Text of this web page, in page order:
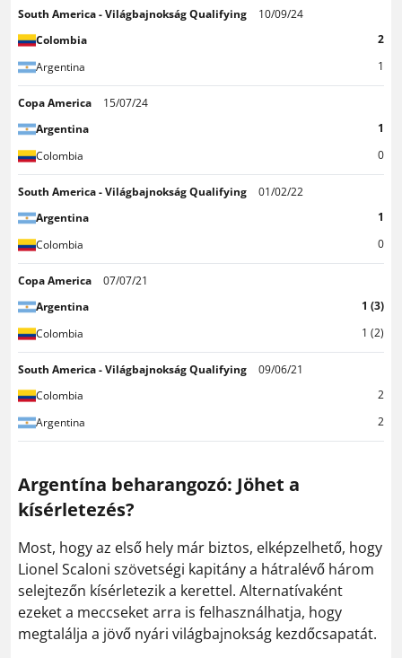
South America - Világbajnokság Qualifying
10/09/24
Colombia
2
Argentina
1
Copa America
15/07/24
Argentina
1
Colombia
0
South America - Világbajnokság Qualifying
01/02/22
Argentina
1
Colombia
0
Copa America
07/07/21
Argentina
1 (3)
Colombia
1 (2)
South America - Világbajnokság Qualifying
09/06/21
Colombia
2
Argentina
2
Argentína beharangozó: Jöhet a
kísérletezés?
Most, hogy az első hely már biztos, elképzelhető, hogy
Lionel Scaloni szövetségi kapitány a hátralévő három
selejtezőn kísérletezik a kerettel. Alternatívaként
ezeket a meccseket arra is felhasználhatja, hogy
megtalálja a jövő nyári világbajnokság kezdőcsapatát.